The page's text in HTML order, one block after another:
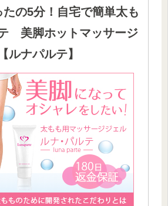
たの5分！自宅で簡単太も
美脚ホットマッサージ
ルナパルテ】